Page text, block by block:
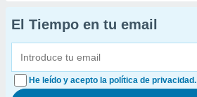
El Tiempo en tu email
He leído y acepto la política de privacidad.